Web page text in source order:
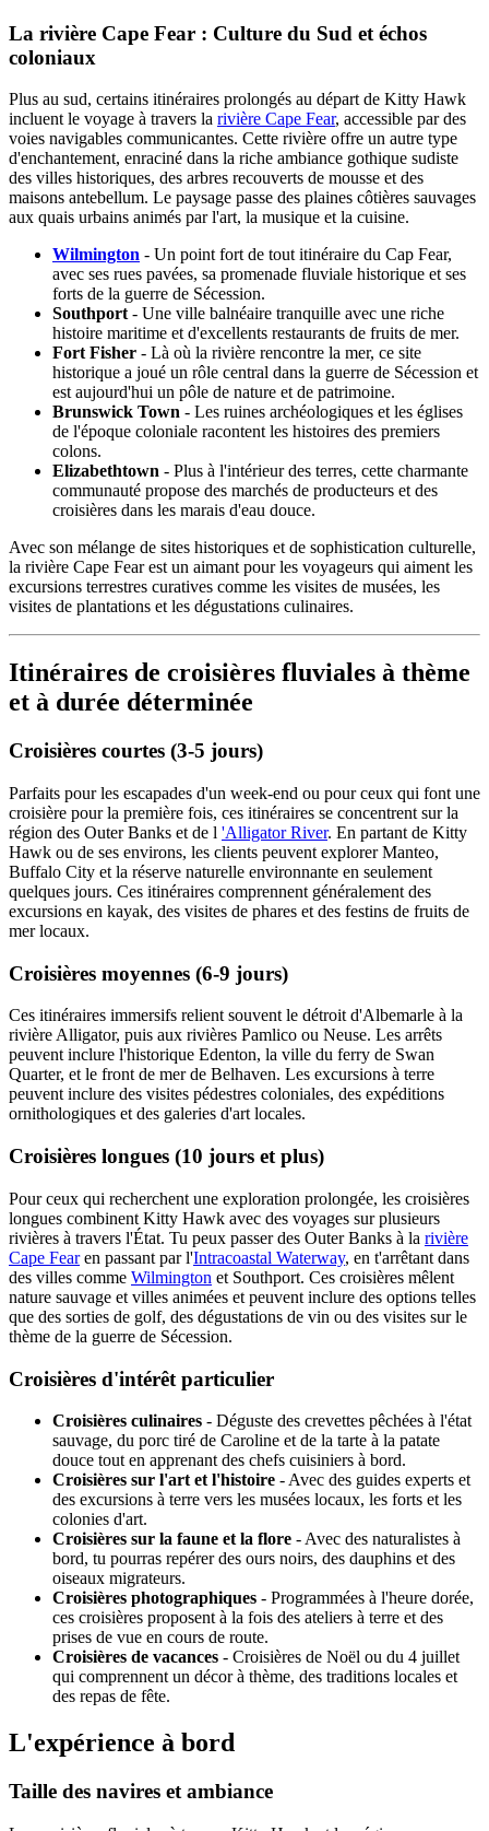
La rivière Cape Fear : Culture du Sud et échos
coloniaux
Plus au sud, certains itinéraires prolongés au départ de Kitty Hawk
incluent le voyage à travers la rivière Cape Fear, accessible par des
voies navigables communicantes. Cette rivière offre un autre type
d'enchantement, enraciné dans la riche ambiance gothique sudiste
des villes historiques, des arbres recouverts de mousse et des
maisons antebellum. Le paysage passe des plaines côtières sauvages
aux quais urbains animés par l'art, la musique et la cuisine.
Wilmington - Un point fort de tout itinéraire du Cap Fear,
avec ses rues pavées, sa promenade fluviale historique et ses
forts de la guerre de Sécession.
Southport- Une ville balnéaire tranquille avec une riche
histoire maritime et d'excellents restaurants de fruits de mer.
Fort Fisher - Là où la rivière rencontre la mer, ce site
historique a joué un rôle central dans la guerre de Sécession et
est aujourd'hui un pôle de nature et de patrimoine.
Brunswick Town - Les ruines archéologiques et les églises
de l'époque coloniale racontent les histoires des premiers
colons.
Elizabethtown - Plus à l'intérieur des terres, cette charmante
communauté propose des marchés de producteurs et des
croisières dans les marais d'eau douce.
Avec son mélange de sites historiques et de sophistication culturelle,
la rivière Cape Fear est un aimant pour les voyageurs qui aiment les
excursions terrestres curatives comme les visites de musées, les
visites de plantations et les dégustations culinaires.
Itinéraires de croisières fluviales à thème
et à durée déterminée
Croisières courtes (3-5 jours)
Parfaits pour les escapades d'un week-end ou pour ceux qui font une
croisière pour la première fois, ces itinéraires se concentrent sur la
région des Outer Banks et de l 'Alligator River. En partant de Kitty
Hawk ou de ses environs, les clients peuvent explorer Manteo,
Buffalo City et la réserve naturelle environnante en seulement
quelques jours. Ces itinéraires comprennent généralement des
excursions en kayak, des visites de phares et des festins de fruits de
mer locaux.
Croisières moyennes (6-9 jours)
Ces itinéraires immersifs relient souvent le détroit d'Albemarle à la
rivière Alligator, puis aux rivières Pamlico ou Neuse. Les arrêts
peuvent inclure l'historique Edenton, la ville du ferry de Swan
Quarter, et le front de mer de Belhaven. Les excursions à terre
peuvent inclure des visites pédestres coloniales, des expéditions
ornithologiques et des galeries d'art locales.
Croisières longues (10 jours et plus)
Pour ceux qui recherchent une exploration prolongée, les croisières
longues combinent Kitty Hawk avec des voyages sur plusieurs
rivières à travers l'État. Tu peux passer des Outer Banks à la rivière
Cape Fearen passant par l'Intracoastal Waterway, en t'arrêtant dans
des villes comme Wilmington et Southport. Ces croisières mêlent
nature sauvage et villes animées et peuvent inclure des options telles
que des sorties de golf, des dégustations de vin ou des visites sur le
thème de la guerre de Sécession.
Croisières d'intérêt particulier
Croisières culinaires - Déguste des crevettes pêchées à l'état
sauvage, du porc tiré de Caroline et de la tarte à la patate
douce tout en apprenant des chefs cuisiniers à bord.
Croisières sur l'art et l'histoire - Avec des guides experts et
des excursions à terre vers les musées locaux, les forts et les
colonies d'art.
Croisières sur la faune et la flore - Avec des naturalistes à
bord, tu pourras repérer des ours noirs, des dauphins et des
oiseaux migrateurs.
Croisières photographiques - Programmées à l'heure dorée,
ces croisières proposent à la fois des ateliers à terre et des
prises de vue en cours de route.
Croisières de vacances - Croisières de Noël ou du 4 juillet
qui comprennent un décor à thème, des traditions locales et
des repas de fête.
L'expérience à bord
Taille des navires et ambiance